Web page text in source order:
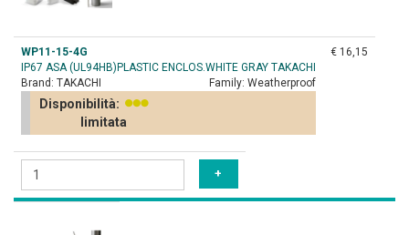
WP11-15-4G
IP67 ASA (UL94HB)PLASTIC ENCLOS.WHITE GRAY TAKACHI
Brand: TAKACHI Family: Weatherproof
Disponibilità:
limitata
€ 16,15